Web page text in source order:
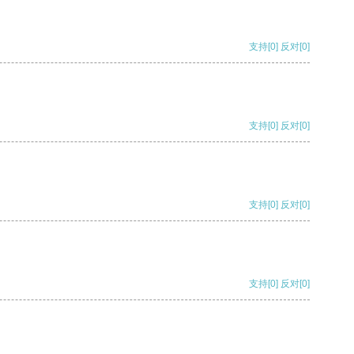
支持[0] 反对[0]
支持[0] 反对[0]
支持[0] 反对[0]
支持[0] 反对[0]